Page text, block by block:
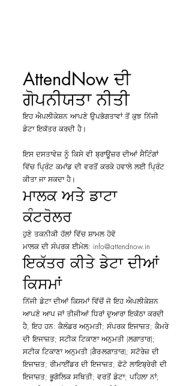
AttendNow ਦੀ
ਗੋਪਨੀਯਤਾ ਨੀਤੀ
ਇਹ ਐਪਲੀਕੇਸ਼ਨ ਆਪਣੇ ਉਪਭੋਗਤਾਵਾਂ ਤੋਂ ਕੁਝ ਨਿੱਜੀ
ਡੇਟਾ ਇਕੱਤਰ ਕਰਦੀ ਹੈ।
ਇਸ ਦਸਤਾਵੇਜ਼ ਨੂੰ ਕਿਸੇ ਵੀ ਬ੍ਰਾਊਜ਼ਰ ਦੀਆਂ ਸੈਟਿੰਗਾਂ
ਵਿੱਚ ਪ੍ਰਿੰਟ ਕਮਾਂਡ ਦੀ ਵਰਤੋਂ ਕਰਕੇ ਹਵਾਲੇ ਲਈ ਪ੍ਰਿੰਟ
ਕੀਤਾ ਜਾ ਸਕਦਾ ਹੈ।
ਮਾਲਕ ਅਤੇ ਡਾਟਾ
ਕੰਟਰੋਲਰ
ਹੁਣੇ ਤਕਨੀਕੀ ਹੱਲਾਂ ਵਿੱਚ ਸ਼ਾਮਲ ਹੋਵੋ
ਮਾਲਕ ਦੀ ਸੰਪਰਕ ਈਮੇਲ: info@attendnow.in
ਇਕੱਤਰ ਕੀਤੇ ਡੇਟਾ ਦੀਆਂ
ਕਿਸਮਾਂ
ਨਿੱਜੀ ਡੇਟਾ ਦੀਆਂ ਕਿਸਮਾਂ ਵਿੱਚੋਂ ਜੋ ਇਹ ਐਪਲੀਕੇਸ਼ਨ
ਆਪਣੇ ਆਪ ਜਾਂ ਤੀਜੀਆਂ ਧਿਰਾਂ ਦੁਆਰਾ ਇਕੱਠਾ ਕਰਦੀ
ਹੈ, ਇਹ ਹਨ: ਕੈਲੰਡਰ ਅਨੁਮਤੀ; ਸੰਪਰਕ ਇਜਾਜ਼ਤ; ਕੈਮਰੇ
ਦੀ ਇਜਾਜ਼ਤ; ਸਟੀਕ ਟਿਕਾਣਾ ਅਨੁਮਤੀ (ਲਗਾਤਾਰ);
ਸਟੀਕ ਟਿਕਾਣਾ ਅਨੁਮਤੀ (ਗੈਰ-ਲਗਾਤਾਰ); ਸਟੋਰੇਜ਼ ਦੀ
ਇਜਾਜ਼ਤ; ਰੀਮਾਈਂਡਰ ਦੀ ਇਜਾਜ਼ਤ; ਫੋਟੋ ਲਾਇਬ੍ਰੇਰੀ ਦੀ
ਇਜਾਜ਼ਤ; ਭੂਗੋਲਿਕ ਸਥਿਤੀ; ਵਰਤੋਂ ਡੇਟਾ; ਪਹਿਲਾ ਨਾਂ;